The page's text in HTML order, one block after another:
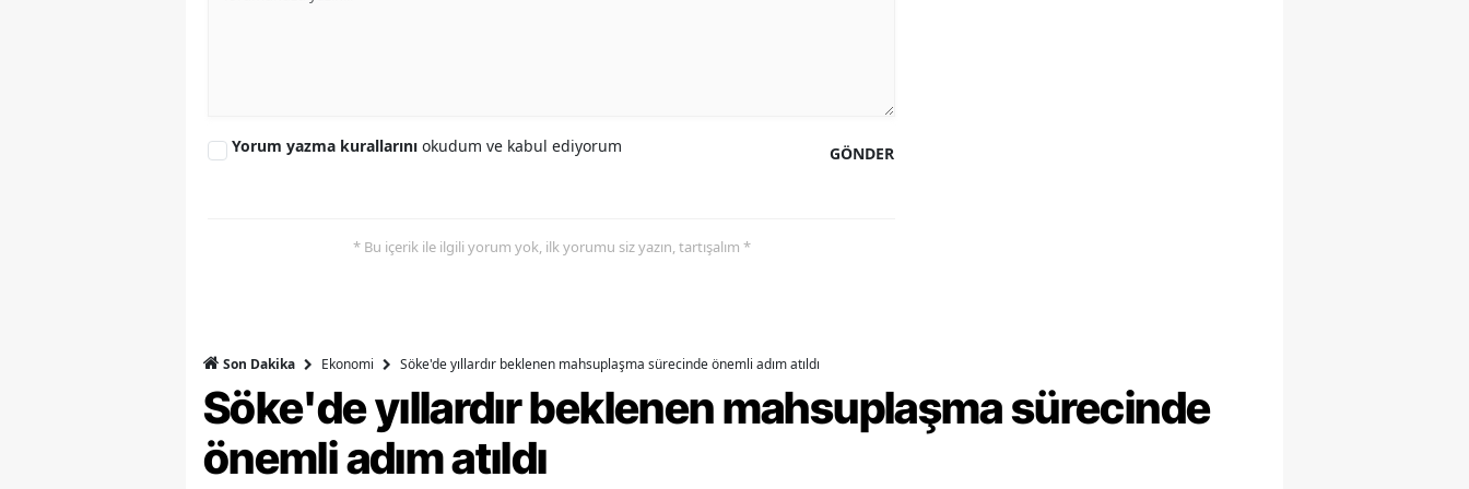
GÖNDER
Yorum yazma kurallarını okudum ve kabul ediyorum
* Bu içerik ile ilgili yorum yok, ilk yorumu siz yazın, tartışalım *
Son Dakika Ekonomi Söke'de yıllardır beklenen mahsuplaşma sürecinde önemli adım atıldı
Söke'de yıllardır beklenen mahsuplaşma sürecinde
önemli adım atıldı